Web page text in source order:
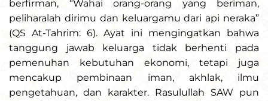
berfirman, “Wahai orang-orang yang beriman,
peliharalah dirimu dan keluargamu dari api neraka”
(QS At-Tahrim: 6). Ayat ini mengingatkan bahwa
tanggung jawab keluarga tidak berhenti pada
pemenuhan kebutuhan ekonomi, tetapi juga
mencakup pembinaan iman, akhlak, ilmu
pengetahuan, dan karakter. Rasulullah SAW pun